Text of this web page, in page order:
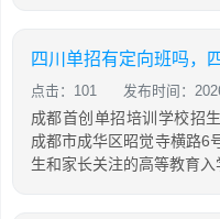
四川单招有定向班吗，
点击：101 发布时间：
成都首创单招培训学校招
成都市成华区昭觉寺横路6
生和家长关注的高等教育入